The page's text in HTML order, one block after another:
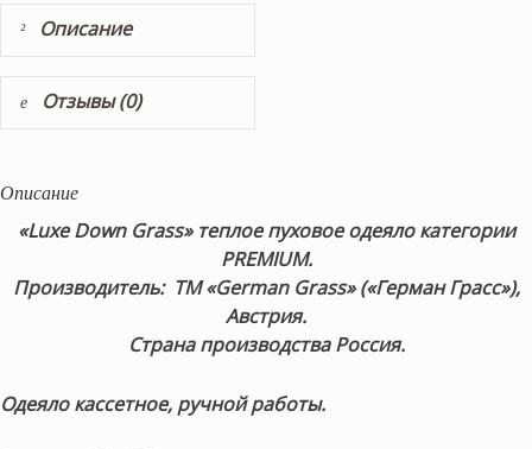
Описание
Отзывы (0)
Описание
«Luxe Down Grass» теплое пуховое одеяло категории
PREMIUM.
Производитель: ТМ «German Grass» («Герман Грасс»),
Австрия.
Страна производства Россия.
Одеяло кассетное, ручной работы.